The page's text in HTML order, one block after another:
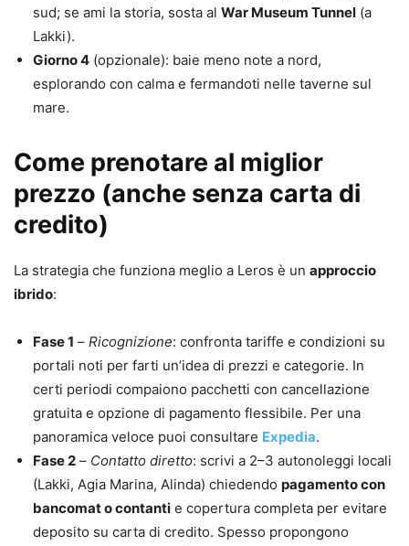
sud; se ami la storia, sosta al War Museum Tunnel (a
Lakki).
Giorno 4 (opzionale): baie meno note a nord,
esplorando con calma e fermandoti nelle taverne sul
mare.
Come prenotare al miglior
prezzo (anche senza carta di
credito)
La strategia che funziona meglio a Leros è un approccio
ibrido:
Fase 1 – Ricognizione: confronta tariffe e condizioni su
portali noti per farti un’idea di prezzi e categorie. In
certi periodi compaiono pacchetti con cancellazione
gratuita e opzione di pagamento flessibile. Per una
panoramica veloce puoi consultare Expedia.
Fase 2 – Contatto diretto: scrivi a 2–3 autonoleggi locali
(Lakki, Agia Marina, Alinda) chiedendo pagamento con
bancomat o contanti e copertura completa per evitare
deposito su carta di credito. Spesso propongono